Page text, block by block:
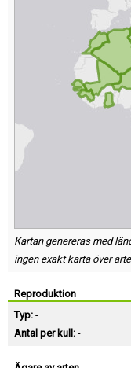
Kartan genereras med
ingen exakt karta över
Reproduktion
Typ: -
Antal per kull: -